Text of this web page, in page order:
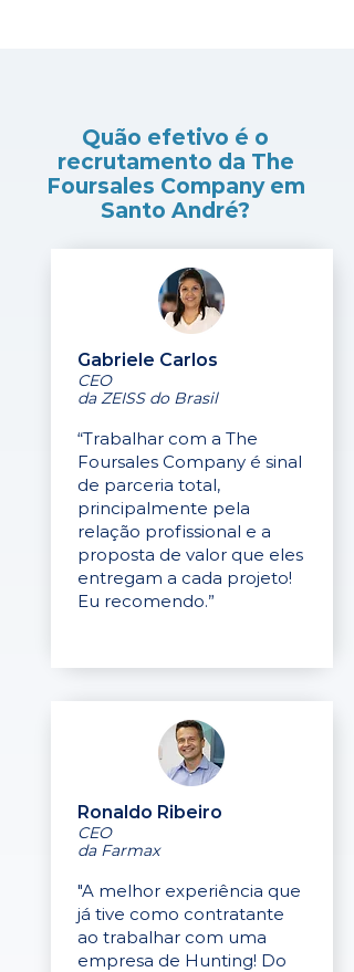
Quão efetivo é o
recrutamento da The
Foursales Company em
Santo André?
Gabriele Carlos
CEO
da ZEISS do Brasil
“Trabalhar com a The
Foursales Company é sinal
de parceria total,
principalmente pela
relação profissional e a
proposta de valor que eles
entregam a cada projeto!
Eu recomendo.”
Ronaldo Ribeiro
CEO
da Farmax
"A melhor experiência que
já tive como contratante
ao trabalhar com uma
empresa de Hunting! Do